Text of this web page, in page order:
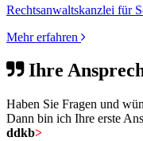
Rechtsanwaltskanzlei für
Mehr erfahren
Ihre
Haben Sie Fragen und
Dann bin ich Ihre erste
ddkb>